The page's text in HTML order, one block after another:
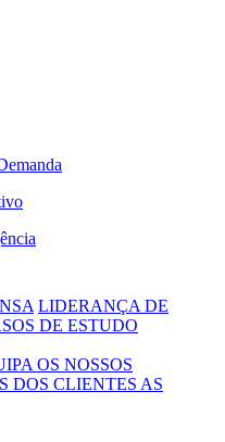
LIDERANÇA DE
DE ESTUDO
OS NOSSOS
DOS CLIENTES AS